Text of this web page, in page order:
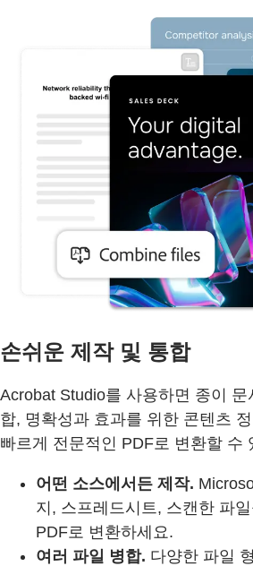
손쉬운 제작 및 통합
Acrobat Studio를 사용하면 종이 문
합, 명확성과 효과를 위한 콘텐츠
빠르게 전문적인 PDF로 변환할 수
어떤 소스에서든 제작.
지, 스프레드시트, 스캔한 파
PDF로 변환하세요.
여러 파일 병합. 다양한 파일